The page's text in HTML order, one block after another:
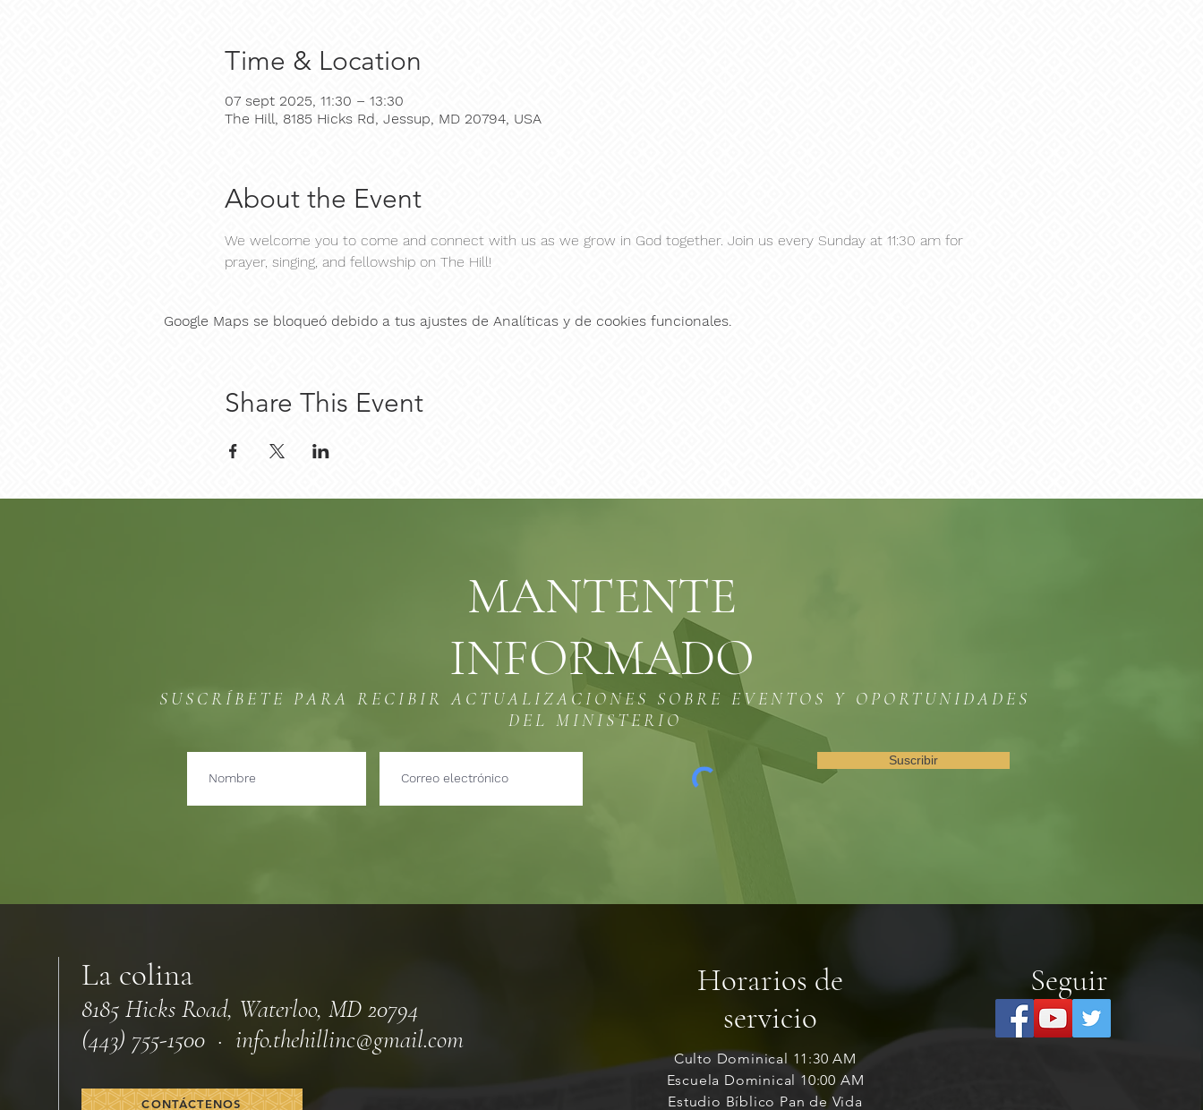
Time & Location
07 sept 2025, 11:30 – 13:30
The Hill, 8185 Hicks Rd, Jessup, MD 20794, USA
About the Event
We welcome you to come and connect with us as we grow in God together. Join us every Sunday at 11:30 am for
prayer, singing, and fellowship on The Hill!
Google Maps se bloqueó debido a tus ajustes de Analíticas y de cookies funcionales.
Share This Event
MANTENTE
INFORMADO
SUSCRÍBETE PARA RECIBIR ACTUALIZACIONES SOBRE EVENTOS Y OPORTUNIDADES
DEL MINISTERIO
Suscribir
La colina
8185 Hicks Road, Waterloo, MD 20794
(443) 755-1500 · info.thehillinc@gmail.com
CONTÁCTENOS
Horarios de
servicio
Culto Dominical 11:30 AM
Escuela Dominical 10:00 AM
Estudio Bíblico Pan de Vida
Seguir